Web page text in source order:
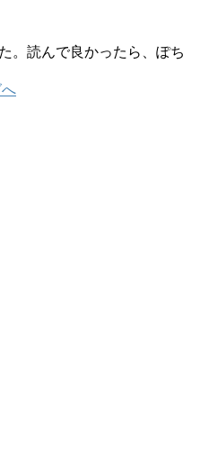
。読んで良かったら、ぽち